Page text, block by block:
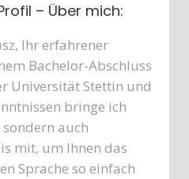
– Über mich:
Ihr erfahrener
Bachelor-Abschluss
Universität Stettin und
bringe ich
auch
mit, um Ihnen das
Sprache so einfach